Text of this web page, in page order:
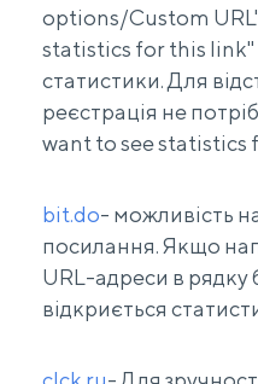
options/Custom URL"
statistics for this link"
статистики. Для
реєстрація не
want to see statistics
bit.do- можливість
посилання. Якщо
URL-адреси в рядку
відкриється